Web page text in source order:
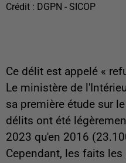
Crédit : DGPN - SICOP
Ce délit est appelé «
Le ministère de
sa première étude sur
délits ont été
2023 qu'en 2016
Cependant, les faits